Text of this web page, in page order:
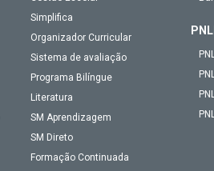
Simplifica
Organizador Curricular
Sistema de avaliação
Programa Bilíngue
Literatura
SM Aprendizagem
SM Direto
Formação Continuada